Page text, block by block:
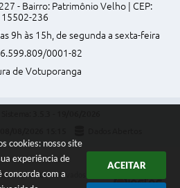
cookies: nosso site
experiência de
concorda com a
ACEITAR
- Bairro: Patrimônio Velho | CEP:
15502-236
9h às 15h, de segunda a sexta-feira
0001-82
de Votuporanga
os direitos reservados -